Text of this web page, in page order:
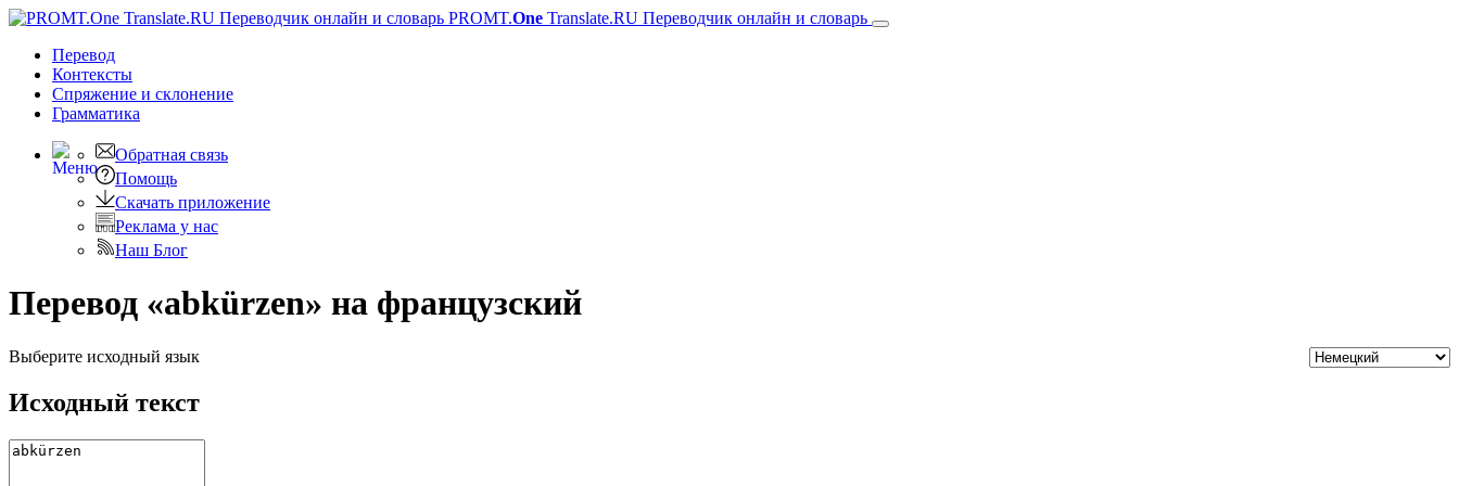
PROMT.One Translate.RU Переводчик онлайн и словарь
Перевод
Контексты
Спряжение и склонение
Грамматика
Обратная связь
Помощь
Скачать приложение
Реклама у нас
Наш Блог
Перевод «abkürzen» на французский
Выберите исходный язык
Исходный текст